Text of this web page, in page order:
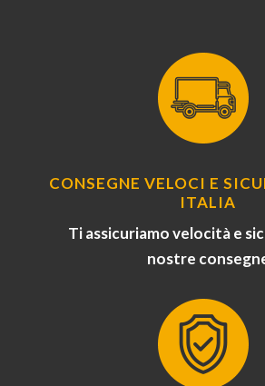
CONSEGNE VELOCI E
ITALIA
Ti assicuriamo velocità e
nostre